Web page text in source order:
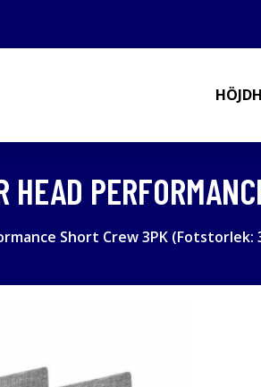
HEAD
Short Crew 3PK (Fotstorlek: